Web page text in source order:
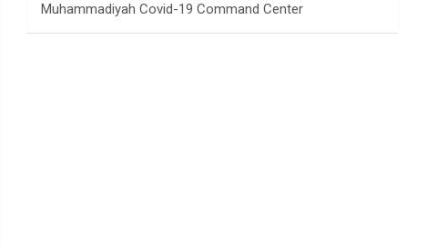
Muhammadiyah Covid-19 Command Center